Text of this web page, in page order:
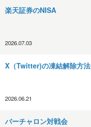
楽天証券のNISA
2026.07.03
X（Twitter)の凍結解除方法
2026.06.21
バーチャロン対戦会